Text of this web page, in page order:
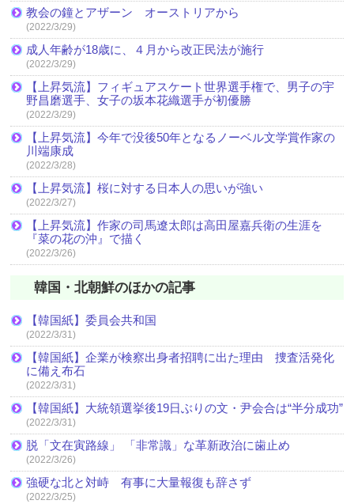
教会の鐘とアザーン オーストリアから
(2022/3/29)
成人年齢が18歳に、４月から改正民法が施行
(2022/3/29)
【上昇気流】フィギュアスケート世界選手権で、男子の宇
野昌磨選手、女子の坂本花織選手が初優勝
(2022/3/29)
【上昇気流】今年で没後50年となるノーベル文学賞作家の
川端康成
(2022/3/28)
【上昇気流】桜に対する日本人の思いが強い
(2022/3/27)
【上昇気流】作家の司馬遼太郎は高田屋嘉兵衛の生涯を
『菜の花の沖』で描く
(2022/3/26)
韓国・北朝鮮のほかの記事
【韓国紙】委員会共和国
(2022/3/31)
【韓国紙】企業が検察出身者招聘に出た理由 捜査活発化
に備え布石
(2022/3/31)
【韓国紙】大統領選挙後19日ぶりの文・尹会合は“半分成功”
(2022/3/31)
脱「文在寅路線」 「非常識」な革新政治に歯止め
(2022/3/26)
強硬な北と対峙 有事に大量報復も辞さず
(2022/3/25)